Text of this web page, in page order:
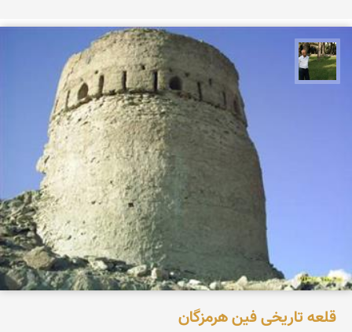
قلعه تاریخی فین هرمزگان